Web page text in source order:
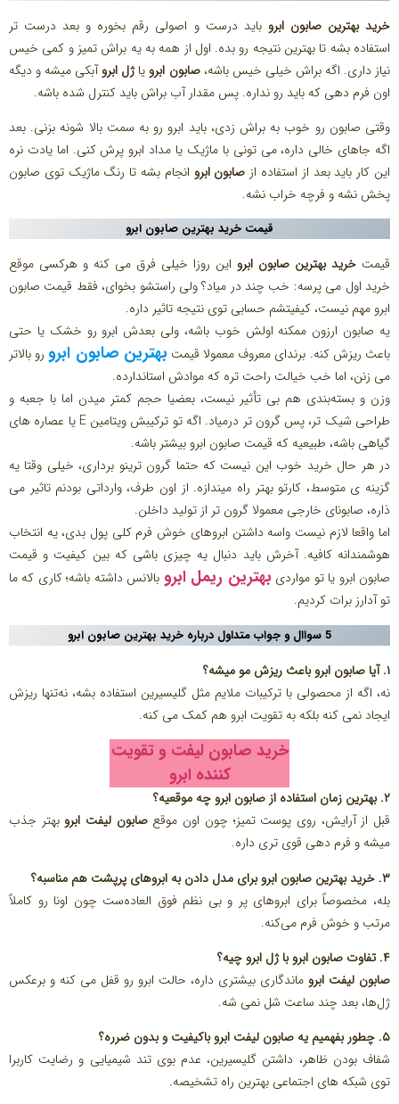
خرید بهترین صابون ابرو باید درست و اصولی رقم بخوره و بعد درست تر
استفاده بشه تا بهترین نتیجه رو بده. اول از همه به یه براش تمیز و کمی خیس
نیاز داری. اگه براش خیلی خیس باشه،صابون ابرو یاژل ابروآبکی میشه و دیگه
اون فرم‌ دهی که باید رو نداره. پس مقدار آب براش باید کنترل‌ شده باشه.
وقتی صابون رو خوب به براش زدی، باید ابرو رو به سمت بالا شونه بزنی. بعد
اگه جاهای خالی داره، می‌ تونی با ماژیک یا مداد ابرو پرش کنی. اما یادت نره
این کار باید بعد از استفاده از صابون ابرو انجام بشه تا رنگ ماژیک توی صابون
پخش نشه و فرچه خراب نشه.
قیمت خرید بهترین صابون ابرو
قیمت خرید بهترین صابون ابرو این روزا خیلی فرق می کنه و هرکسی موقع
خرید اول می پرسه: خب چند در میاد؟ ولی راستشو بخوای، فقط قیمت صابون
ابرو مهم نیست، کیفیتشم حسابی توی نتیجه تاثیر داره.
یه صابون ارزون ممکنه اولش خوب باشه، ولی بعدش ابرو رو خشک یا حتی
باعث ریزش کنه. برندای معروف معمولا قیمت بهترین صابون ابرو رو بالاتر
می زنن، اما خب خیالت راحت تره که موادش استاندارده.
وزن و بسته‌بندی هم بی تأثیر نیست، بعضیا حجم کمتر میدن اما با جعبه و
طراحی شیک تر، پس گرون تر درمیاد. اگه تو ترکیبش ویتامین E یا عصاره های
گیاهی باشه، طبیعیه که قیمت صابون ابرو بیشتر باشه.
در هر حال خرید خوب این نیست که حتما گرون ترینو برداری، خیلی وقتا یه
گزینه ی متوسط، کارتو بهتر راه میندازه. از اون طرف، وارداتی بودنم تاثیر می
ذاره، صابونای خارجی معمولا گرون تر از تولید داخلن.
اما واقعا لازم نیست واسه داشتن ابروهای خوش فرم کلی پول بدی، یه انتخاب
هوشمندانه کافیه. آخرش باید دنبال یه چیزی باشی که بین کیفیت و قیمت
صابون ابرو یا تو مواردی بهترین ریمل ابرو بالانس داشته باشه؛ کاری که ما
تو آدارز برات کردیم.
5 سواال و جواب متداول درباره خرید بهترین صابون ابرو
۱. آیا صابون ابرو باعث ریزش مو میشه؟
نه، اگه از محصولی با ترکیبات ملایم مثل گلیسیرین استفاده بشه، نه‌تنها ریزش
ایجاد نمی‌ کنه بلکه به تقویت ابرو هم کمک می‌ کنه.
خرید صابون لیفت و تقویت
کننده ابرو
۲. بهترین زمان استفاده از صابون ابرو چه موقعیه؟
قبل از آرایش، روی پوست تمیز؛ چون اون موقعصابون لیفت ابرو بهتر جذب
میشه و فرم‌ دهی قوی‌ تری داره.
۳. خرید بهترین صابون ابروبرای مدل دادن به ابروهای پرپشت هم مناسبه؟
بله، مخصوصاً برای ابروهای پر و بی‌ نظم فوق‌ العاده‌ست چون اونا رو کاملاً
مرتب و خوش‌ فرم می‌کنه.
۴. تفاوت صابون ابرو با ژل ابرو چیه؟
صابون لیفت ابرو ماندگاری بیشتری داره، حالت ابرو رو قفل می‌ کنه و برعکس
ژل‌ها، بعد چند ساعت شل نمی‌ شه.
۵. چطور بفهمیم یه صابون لیفت ابرو باکیفیت و بدون ضرره؟
شفاف بودن ظاهر، داشتن گلیسیرین، عدم بوی تند شیمیایی و رضایت کاربرا
توی شبکه‌ های اجتماعی بهترین راه تشخیصه.